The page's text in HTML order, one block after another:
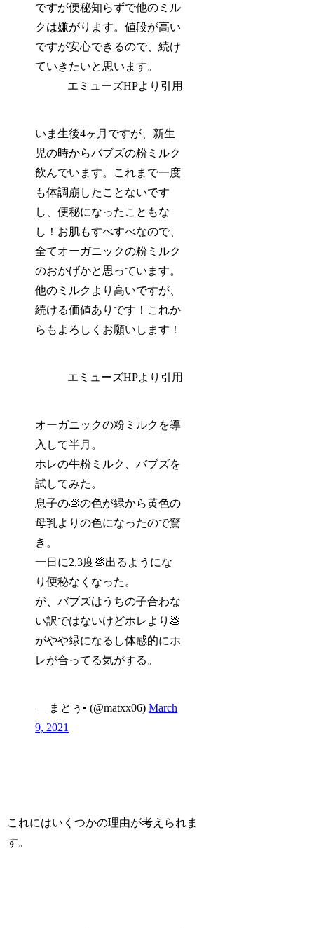
ですが便秘知らずで他のミル
クは嫌がります。値段が高い
ですが安心できるので、続け
ていきたいと思います。
エミューズHPより引用
いま生後4ヶ月ですが、新生
児の時からバブズの粉ミルク
飲んでいます。これまで一度
も体調崩したことないです
し、便秘になったこともな
し ！お肌もすべすべなので、
全てオーガニックの粉ミルク
のおかげかと思っています。
他のミルクより高いですが、
続ける価値ありです！これか
らもよろしくお願いします！
エミューズHPより引用
オーガニックの粉ミルクを導
入して半月。
ホレの牛粉ミルク、バブズを
試してみた。
息子の💩の色が緑から黄色の
母乳よりの色になったので驚
き。
一日に2,3度💩出るようにな
り便秘なくなった 。
が、バブズはうちの子合わな
い訳ではないけどホレより💩
がやや緑になるし体感的にホ
レが合ってる気がする。
— まとぅ▪ (@matxx06)March
9, 2021
これにはいくつかの理由が考えられま
す。